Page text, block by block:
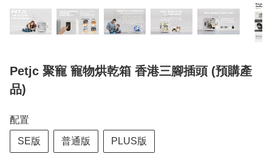
Petjc 聚寵 寵物烘乾箱 香港三腳插頭 (預購產
品)
配置
SE版 普通版 PLUS版